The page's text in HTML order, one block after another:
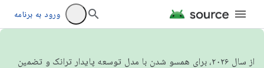
ورود به برنامه
از سال ۲۰۲۶، برای همسو شدن با مدل توسعه پایدار ترانک و تضمین